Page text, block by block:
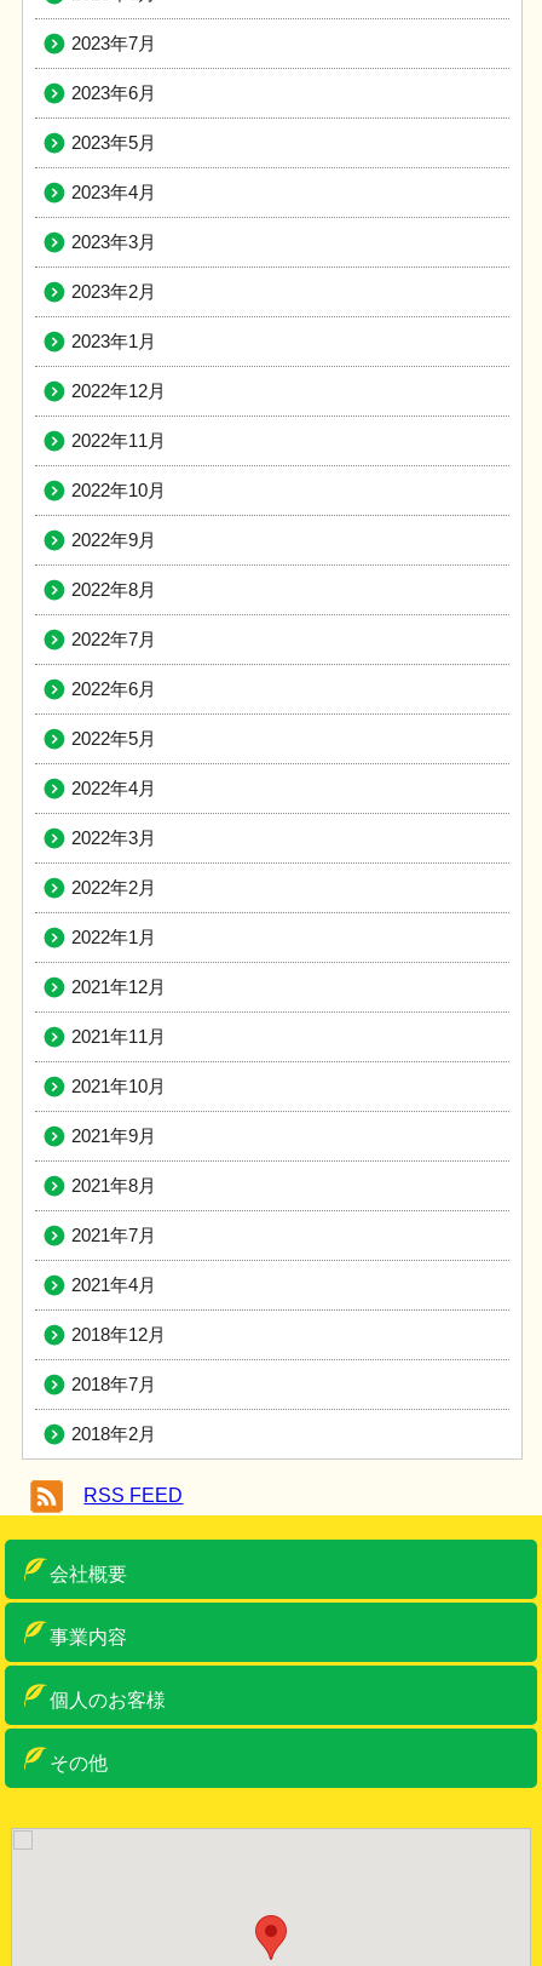
2023年7月
2023年6月
2023年5月
2023年4月
2023年3月
2023年2月
2023年1月
2022年12月
2022年11月
2022年10月
2022年9月
2022年8月
2022年7月
2022年6月
2022年5月
2022年4月
2022年3月
2022年2月
2022年1月
2021年12月
2021年11月
2021年10月
2021年9月
2021年8月
2021年7月
2021年4月
2018年12月
2018年7月
2018年2月
RSS FEED
会社概要
ご挨拶
概要
アクセス
車両・設備紹介
許可一覧
事業内容
産業廃棄物収集運搬
産業廃棄物中間処理・リサイクル
ゼロ・エミッションへの取り組み
特別管理産業廃棄物収集運搬
事務系一般産廃物
古物商・金属くず類回収業
リサイクルボックス
個人のお客様
個人のお客様
リサイクルボックス
その他